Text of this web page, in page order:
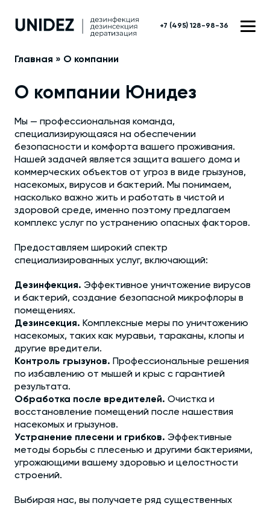
+7 (495) 128-98-36
Главная » О компании
О компании Юнидез
Мы — профессиональная команда,
специализирующаяся на обеспечении
безопасности и комфорта вашего проживания.
Нашей задачей является защита вашего дома и
коммерческих объектов от угроз в виде грызунов,
насекомых, вирусов и бактерий. Мы понимаем,
насколько важно жить и работать в чистой и
здоровой среде, именно поэтому предлагаем
комплекс услуг по устранению опасных факторов.
Предоставляем широкий спектр
специализированных услуг, включающий:
Дезинфекция. Эффективное уничтожение вирусов
и бактерий, создание безопасной микрофлоры в
помещениях.
Дезинсекция. Комплексные меры по уничтожению
насекомых, таких как муравьи, тараканы, клопы и
другие вредители.
Контроль грызунов. Профессиональные решения
по избавлению от мышей и крыс с гарантией
результата.
Обработка после вредителей. Очистка и
восстановление помещений после нашествия
насекомых и грызунов.
Устранение плесени и грибков. Эффективные
методы борьбы с плесенью и другими бактериями,
угрожающими вашему здоровью и целостности
строений.
Выбирая нас, вы получаете ряд существенных